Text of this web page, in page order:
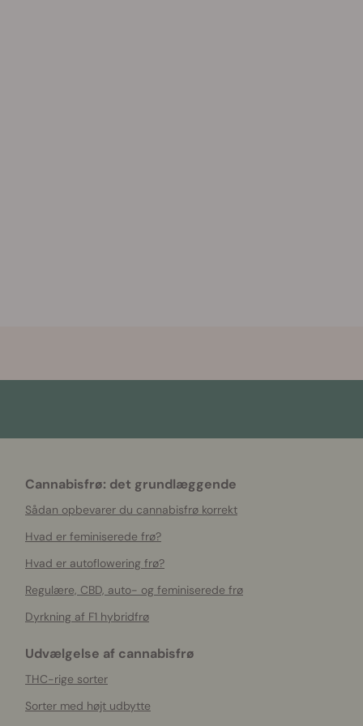
Cannabisfrø: det grundlæggende
Sådan opbevarer du cannabisfrø korrekt
Hvad er feminiserede frø?
Hvad er autoflowering frø?
Regulære, CBD, auto- og feminiserede frø
Dyrkning af F1 hybridfrø
Udvælgelse af cannabisfrø
THC-rige sorter
Sorter med højt udbytte